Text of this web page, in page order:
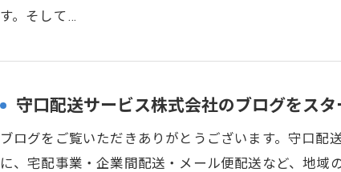
す。そして…
守口配送サービス株式会社のブログをスタ
ブログをご覧いただきありがとうございます。守口配
に、宅配事業・企業間配送・メール便配送など、地域